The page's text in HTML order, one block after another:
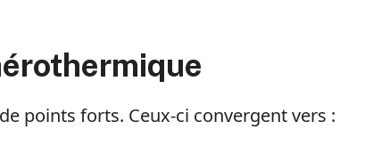
points forts. Ceux-ci convergent vers :